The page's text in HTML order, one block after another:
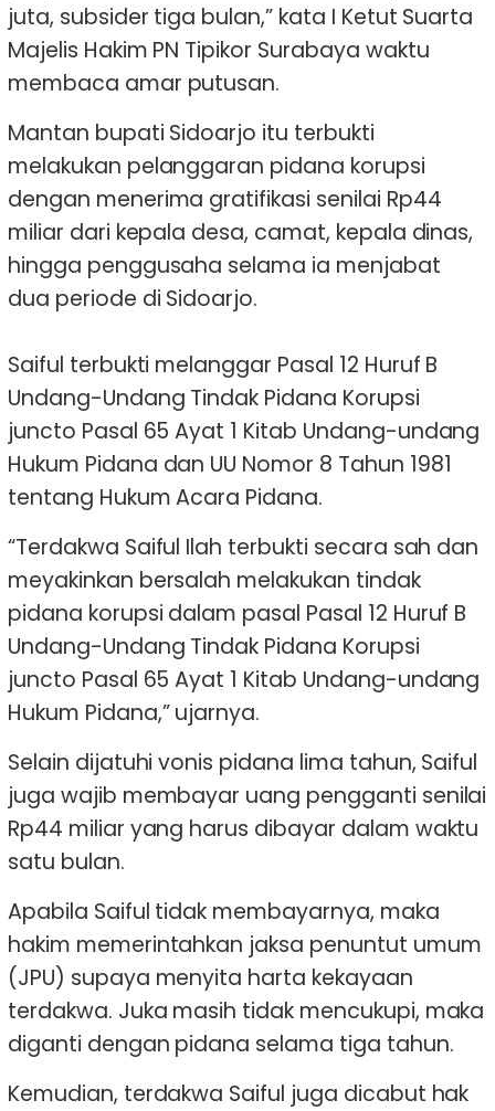
juta, subsider tiga bulan,” kata I Ketut Suarta
Majelis Hakim PN Tipikor Surabaya waktu
membaca amar putusan.
Mantan bupati Sidoarjo itu terbukti
melakukan pelanggaran pidana korupsi
dengan menerima gratifikasi senilai Rp44
miliar dari kepala desa, camat, kepala dinas,
hingga penggusaha selama ia menjabat
dua periode di Sidoarjo.
Saiful terbukti melanggar Pasal 12 Huruf B
Undang-Undang Tindak Pidana Korupsi
juncto Pasal 65 Ayat 1 Kitab Undang-undang
Hukum Pidana dan UU Nomor 8 Tahun 1981
tentang Hukum Acara Pidana.
“Terdakwa Saiful Ilah terbukti secara sah dan
meyakinkan bersalah melakukan tindak
pidana korupsi dalam pasal Pasal 12 Huruf B
Undang-Undang Tindak Pidana Korupsi
juncto Pasal 65 Ayat 1 Kitab Undang-undang
Hukum Pidana,” ujarnya.
Selain dijatuhi vonis pidana lima tahun, Saiful
juga wajib membayar uang pengganti senilai
Rp44 miliar yang harus dibayar dalam waktu
satu bulan.
Apabila Saiful tidak membayarnya, maka
hakim memerintahkan jaksa penuntut umum
(JPU) supaya menyita harta kekayaan
terdakwa. Juka masih tidak mencukupi, maka
diganti dengan pidana selama tiga tahun.
Kemudian, terdakwa Saiful juga dicabut hak